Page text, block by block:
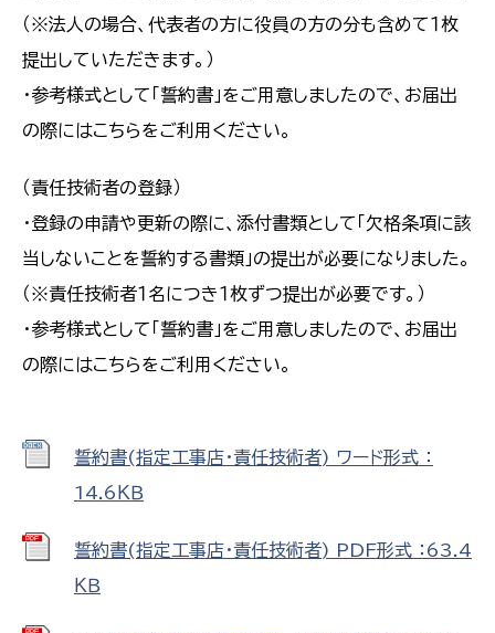
（※法人の場合、代表者の方に役員の方の分も含めて１枚
提出していただきます。）
・参考様式として「誓約書」をご用意しましたので、お届出
の際にはこちらをご利用ください。
（責任技術者の登録）
・登録の申請や更新の際に、添付書類として「欠格条項に該
当しないことを誓約する書類」の提出が必要になりました。
（※責任技術者１名につき１枚ずつ提出が必要です。）
・参考様式として「誓約書」をご用意しましたので、お届出
の際にはこちらをご利用ください。
誓約書(指定工事店・責任技術者) ワード形式 ：
14.6ＫＢ
誓約書(指定工事店・責任技術者) PDF形式 ：63.4
ＫＢ